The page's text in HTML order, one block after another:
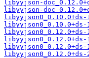
libyyjson-
libyyjson-
libyyjson0_0.10.0+ds-
libyyjson0_0.10.0+ds-
libyyjson0_0.12.0+ds-
libyyjson0_0.12.0+ds-
libyyjson0_0.12.0+ds-
libyyjson0_0.12.0+ds-